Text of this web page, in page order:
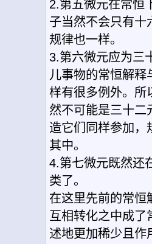
2.第五微元在常恒
子当然不会只有十
规律也一样。
3.第六微元应为三
儿事物的常恒解释
样有很多例外。所
然不可能是三十二
造它们同样参加，
其中。
4.第七微元既然还
类了。
在这里先前的常恒
互相转化之中成
述地更加稀少且作